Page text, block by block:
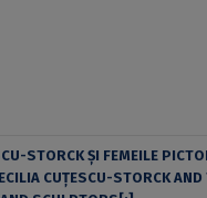
STORCK ŞI FEMEILE
CUŢESCU-STORCK AND